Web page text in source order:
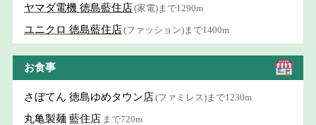
ヤマダ電機 徳島藍住店(家電)まで1290m
ユニクロ 徳島藍住店(ファッション)まで1400m
お食事
さぼてん 徳島ゆめタウン店(ファミレス)まで1230m
丸亀製麺 藍住店 まで720m